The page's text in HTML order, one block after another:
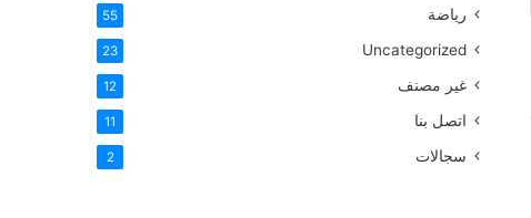
رياضة 55
Uncategorized
23
غير مصنف 12
اتصل بنا 11
سجالات 2